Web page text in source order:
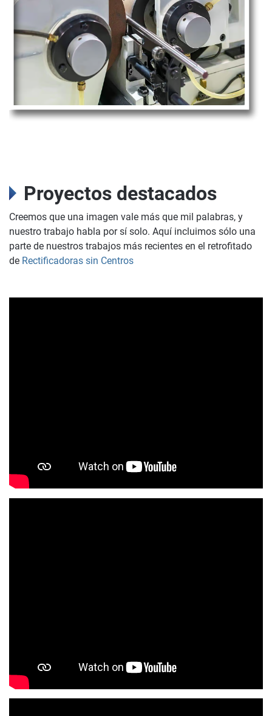
Proyectos destacados
Creemos que una imagen vale más que mil palabras, y
nuestro trabajo habla por sí solo. Aquí incluimos sólo una
parte de nuestros trabajos más recientes en el retrofitado
de Rectificadoras sin Centros